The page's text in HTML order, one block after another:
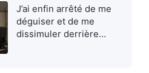
J’ai enfin arrêté de me
déguiser et de me
dissimuler derrière